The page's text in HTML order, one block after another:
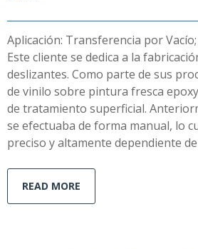
Aplicación: Transferencia por
Este cliente se dedica a la
deslizantes. Como parte de sus
de vinilo sobre pintura fresca
de tratamiento superficial.
se efectuaba de forma manual, lo
preciso y altamente dependiente
READ MORE